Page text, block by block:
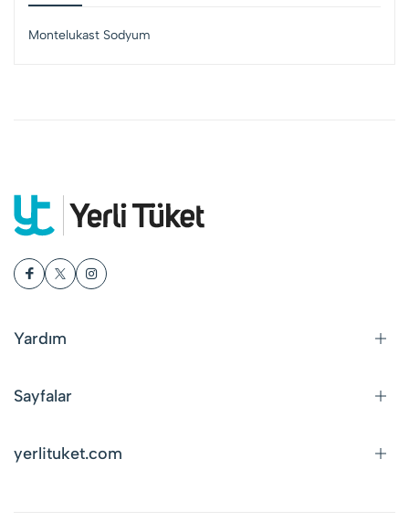
Montelukast Sodyum
Yardım
Sayfalar
yerlituket.com